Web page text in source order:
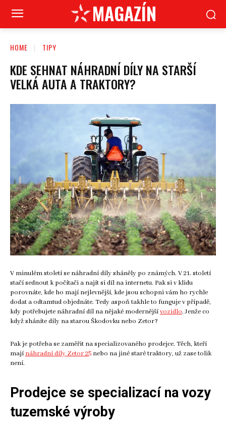
MAGAZÍN
HOME TIPY
KDE SEHNAT NÁHRADNÍ DÍLY NA STARŠÍ
VELKÁ AUTA A TRAKTORY?
V minulém století se náhradní díly sháněly po známých. V 21. století
stačí sednout k počítači a najít si díl na internetu. Pak si v klidu
porovnáte, kde ho mají nejlevnější, kde jsou schopni vám ho rychle
dodat a odtamtud objednáte. Tedy aspoň takhle to funguje v případě,
kdy potřebujete náhradní díl na nějaké modernějšívozidlo. Jenže co
když sháníte díly na starou Škodovku nebo Zetor?
Pak je potřeba se zaměřit na specializovaného prodejce. Těch, kteří
mají náhradní díly Zetor 25 nebo na jiné staré traktory, už zase tolik
není.
Prodejce se specializací na vozy
tuzemské výroby